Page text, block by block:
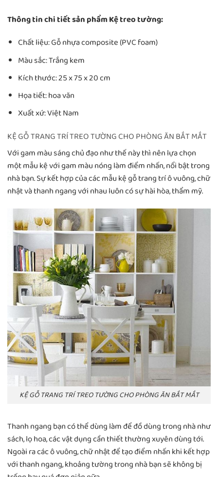
Thông tin chi tiết sản phẩm Kệ treo tường:
Chất liệu: Gỗ nhựa composite (PVC foam)
Màu sắc: Trắng kem
Kích thước: 25 x 75 x 20 cm
Họa tiết: hoa văn
Xuất xứ: Việt Nam
KỆ GỖ TRANG TRÍ TREO TƯỜNG CHO PHÒNG ĂN BẮT MẮT
Với gam màu sáng chủ đạo như thế này thì nên lựa chọn
một mẫu kệ với gam màu nóng làm điểm nhấn, nổi bật trong
nhà bạn. Sự kết hợp của các mẫu kệ gỗ trang trí ô vuông, chữ
nhật và thanh ngang với nhau luôn có sự hài hòa, thẩm mỹ.
KỆ GỖ TRANG TRÍ TREO TƯỜNG CHO PHÒNG ĂN BẮT MẮT
Thanh ngang bạn có thể dùng làm để đồ dùng trong nhà như
sách, lọ hoa, các vật dụng cần thiết thường xuyên dùng tới.
Ngoài ra các ô vuông, chữ nhật để tạo điểm nhấn khi kết hợp
với thanh ngang, khoảng tường trong nhà bạn sẽ không bị